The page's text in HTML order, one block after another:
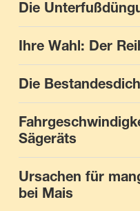
Die
Ihre Wahl: Der
Die
Sägeräts
Ursachen für
bei Mais